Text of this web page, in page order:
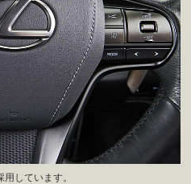
しています。